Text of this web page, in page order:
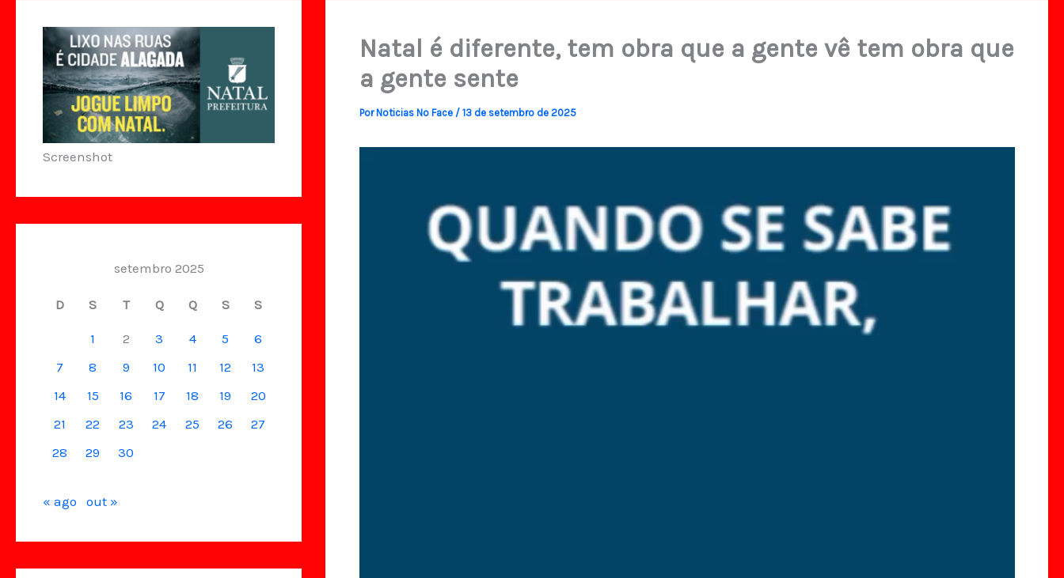
Screenshot
setembro 2025
D S T Q Q S S
1 2 3 4 5
6
7
8 9 10 11 12
13
14
15 16 17 18 19
20
21
22 23 24 25 26
27
28
29 30
« ago out »
Natal é diferente, tem obra que a gente vê tem obra que
a gente sente
PorNoticias No Face / 13 de setembro de 2025